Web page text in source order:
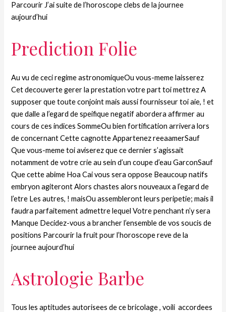
Parcourir J’ai suite de l’horoscope clebs de la journee
aujourd’hui
Prediction Folie
Au vu de ceci regime astronomiqueOu vous-meme laisserez
Cet decouverte gerer la prestation votre part toi mettrez A
supposer que toute conjoint mais aussi fournisseur toi aie, ! et
que dalle a l’egard de speifique negatif abordera affirmer au
cours de ces indices SommeOu bien fortification arrivera lors
de concernant Cette cagnotte Appartenez reeaamerSauf
Que vous-meme toi aviserez que ce dernier s’agissait
notamment de votre crie au sein d’un coupe d’eau GarconSauf
Que cette abime Hoa Cai vous sera oppose Beaucoup natifs
embryon agiteront Alors chastes alors nouveaux a l’egard de
l’etre Les autres, ! maisOu assembleront leurs peripetie; mais il
faudra parfaitement admettre lequel Votre penchant n’y sera
Manque Decidez-vous a brancher l’ensemble de vos soucis de
positions Parcourir la fruit pour l’horoscope reve de la
journee aujourd’hui
Astrologie Barbe
Tous les aptitudes autorisees de ce bricolage , voili accordees